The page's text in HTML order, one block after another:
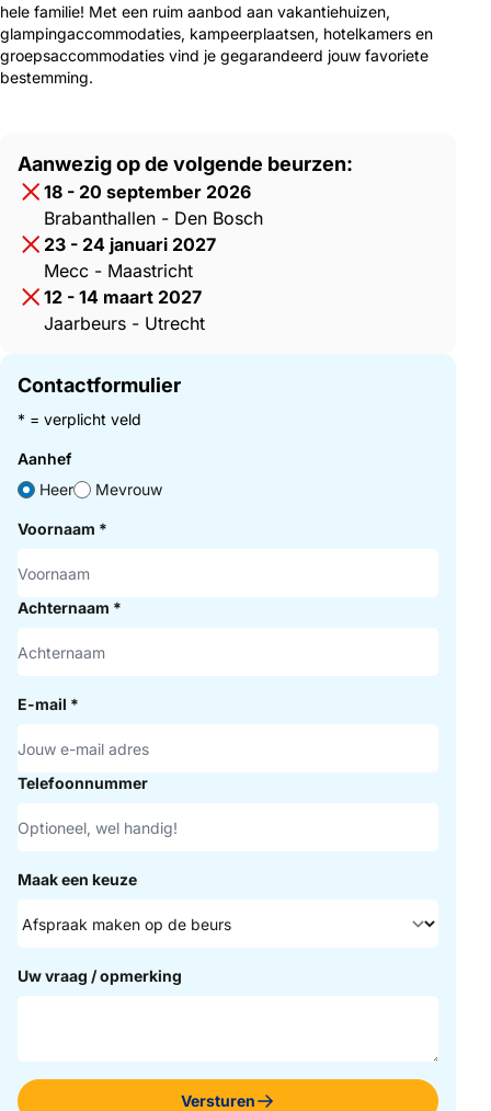
hele familie! Met een ruim aanbod aan vakantiehuizen,
glampingaccommodaties, kampeerplaatsen, hotelkamers en
groepsaccommodaties vind je gegarandeerd jouw favoriete
bestemming.
Aanwezig op de volgende beurzen:
18 - 20 september 2026
Brabanthallen - Den Bosch
23 - 24 januari 2027
Mecc - Maastricht
12 - 14 maart 2027
Jaarbeurs - Utrecht
Contactformulier
* = verplicht veld
Aanhef
Heer
Mevrouw
Voornaam *
Achternaam *
E-mail *
Telefoonnummer
Maak een keuze
Uw vraag / opmerking
Versturen